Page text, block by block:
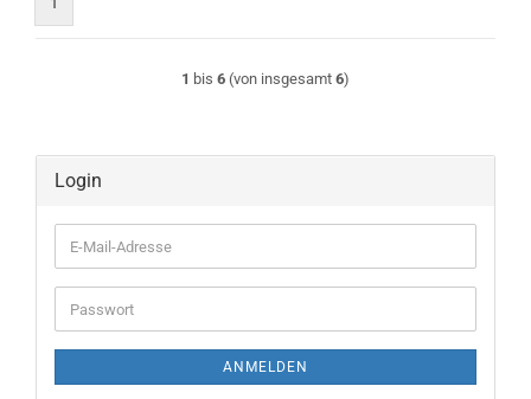
1 bis 6 (von insgesamt 6)
Login
E-
Mail-
Adresse
Passwort
ANMELDEN